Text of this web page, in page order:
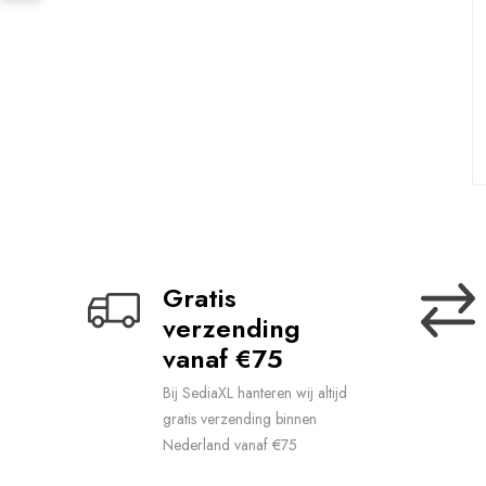
Gratis
verzending
vanaf €75
Bij SediaXL hanteren wij altijd
gratis verzending binnen
Nederland vanaf €75